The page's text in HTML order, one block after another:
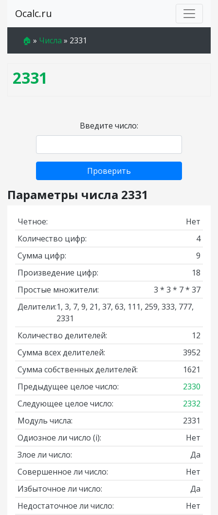
Ocalc.ru
🏠 » Числа » 2331
2331
Введите число:
Проверить
Параметры числа 2331
Четное:
Нет
Количество цифр:
4
Сумма цифр:
9
Произведение цифр:
18
Простые множители:
3 * 3 * 7 * 37
Делители:1, 3, 7, 9, 21, 37, 63, 111, 259, 333, 777,
2331
Количество делителей:
12
Сумма всех делителей:
3952
Сумма собственных делителей:
1621
Предыдущее целое число:
2330
Следующее целое число:
2332
Модуль числа:
2331
Одиозное ли число (i):
Нет
Злое ли число:
Да
Совершенное ли число:
Нет
Избыточное ли число:
Да
Недостаточное ли число:
Нет